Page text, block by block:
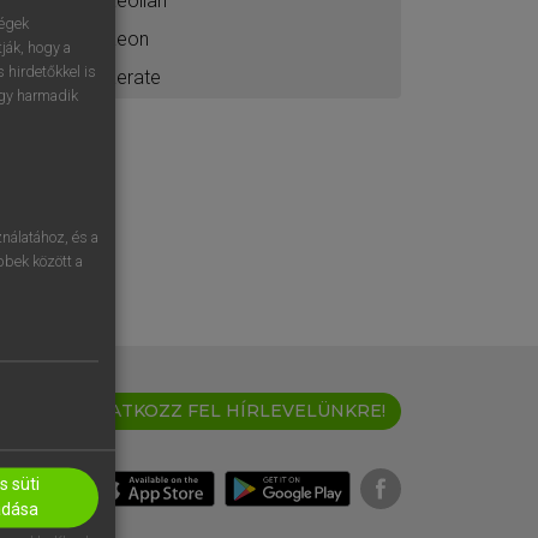
aeon
aerate
IRATKOZZ FEL HÍRLEVELÜNKRE!
hogy a
hirdetőkkel is
harmadik
és a
között a
süti